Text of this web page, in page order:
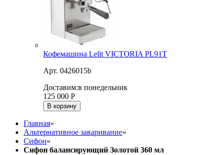
Кофемашина Lelit VICTORIA PL91T
Арт. 0426015b
Доставим:в понедельник
125 000 Р
В корзину
Главная»
Альтернативное заваривание»
Сифон»
Сифон балансирующий Золотой 360 мл